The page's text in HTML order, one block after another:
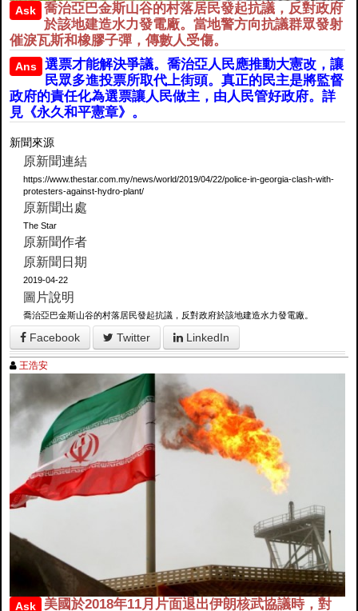
Ask
喬治亞巴金斯山谷的村落居民發起抗議，反對政府
於該地建造水力發電廠。當地警方向抗議群眾發射
催淚瓦斯和橡膠子彈，傳數人受傷。
Ans
選票才能解決爭議。喬治亞人民應推動大憲改，讓
民眾多進投票所取代上街頭。真正的民主是將監督
政府的責任化為選票讓人民做主，由人民管好政府。詳
見《永久和平憲章》。
新聞來源
原新聞連結
https://www.thestar.com.my/news/world/2019/04/22/police-in-georgia-clash-with-
protesters-against-hydro-plant/
原新聞出處
The Star
原新聞作者
原新聞日期
2019-04-22
圖片說明
喬治亞巴金斯山谷的村落居民發起抗議，反對政府於該地建造水力發電廠。
Facebook Twitter LinkedIn
王浩安
Ask 美國於2018年11月片面退出伊朗核武協議時，對